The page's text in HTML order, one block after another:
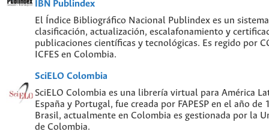
IBN Publindex
El Índice Bibliográfico Nacional Publindex es un
clasificación, actualización, escalafonamiento y
publicaciones científicas y tecnológicas. Es regido por
ICFES en Colombia.
SciELO Colombia
SciELO Colombia es una librería virtual para América
España y Portugal, fue creada por FAPESP en el año de
Brasil, actualmente en Colombia es gestionada por la
de Colombia.